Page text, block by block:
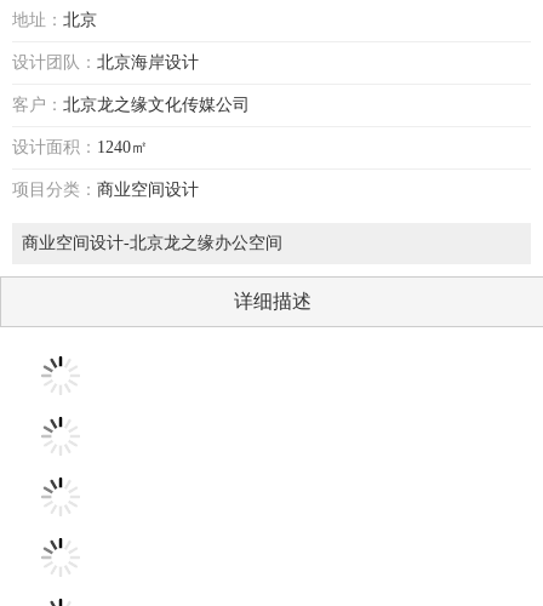
北京龙之缘办公空间设计
地址： 北京
设计团队： 北京海岸设计
客户： 北京龙之缘文化传媒公司
设计面积： 1240㎡
项目分类： 商业空间设计
商业空间设计-北京龙之缘办公空间
详细描述